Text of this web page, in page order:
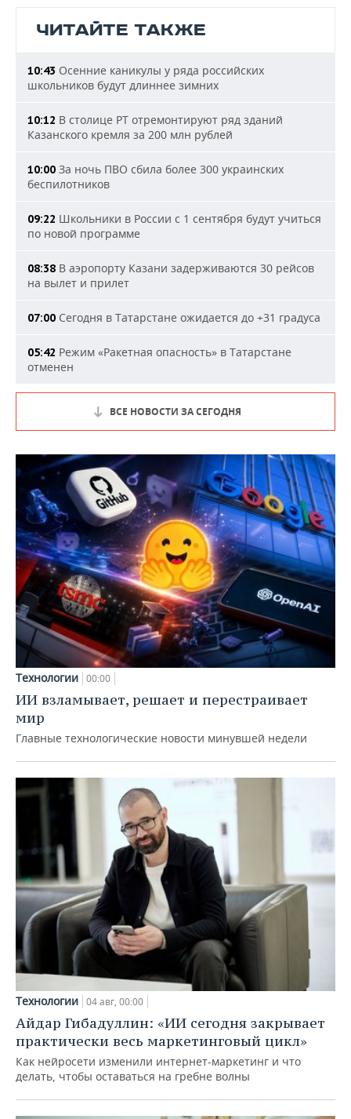
ЧИТАЙТЕ ТАКЖЕ
10:43 Осенние каникулы у ряда российских
школьников будут длиннее зимних
10:12 В столице РТ отремонтируют ряд зданий
Казанского кремля за 200 млн рублей
10:00 За ночь ПВО сбила более 300 украинских
беспилотников
09:22 Школьники в России с 1 сентября будут учиться
по новой программе
08:38 В аэропорту Казани задерживаются 30 рейсов
на вылет и прилет
07:00 Сегодня в Татарстане ожидается до +31 градуса
05:42 Режим «Ракетная опасность» в Татарстане
отменен
ВСЕ НОВОСТИ ЗА СЕГОДНЯ
Технологии 00:00
ИИ взламывает, решает и перестраивает
мир
Главные технологические новости минувшей недели
Технологии 04 авг, 00:00
Айдар Гибадуллин: «ИИ сегодня закрывает
практически весь маркетинговый цикл»
Как нейросети изменили интернет-маркетинг и что
делать, чтобы оставаться на гребне волны